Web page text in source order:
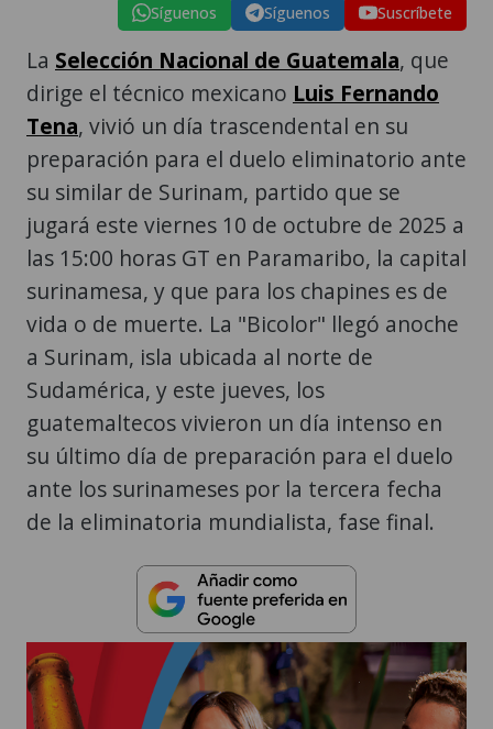
Síguenos Síguenos Suscríbete
La Selección Nacional de Guatemala, que
dirige el técnico mexicano Luis Fernando
Tena, vivió un día trascendental en su
preparación para el duelo eliminatorio ante
su similar de Surinam, partido que se
jugará este viernes 10 de octubre de 2025 a
las 15:00 horas GT en Paramaribo, la capital
surinamesa, y que para los chapines es de
vida o de muerte. La "Bicolor" llegó anoche
a Surinam, isla ubicada al norte de
Sudamérica, y este jueves, los
guatemaltecos vivieron un día intenso en
su último día de preparación para el duelo
ante los surinameses por la tercera fecha
de la eliminatoria mundialista, fase final.